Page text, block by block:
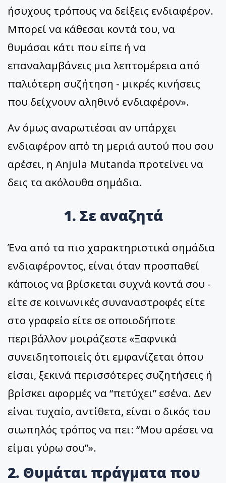
ήσυχους τρόπους να δείξεις ενδιαφέρον.
Μπορεί να κάθεσαι κοντά του, να
θυμάσαι κάτι που είπε ή να
επαναλαμβάνεις μια λεπτομέρεια από
παλιότερη συζήτηση - μικρές κινήσεις
που δείχνουν αληθινό ενδιαφέρον».
Αν όμως αναρωτιέσαι αν υπάρχει
ενδιαφέρον από τη μεριά αυτού που σου
αρέσει, η Anjula Mutanda προτείνει να
δεις τα ακόλουθα σημάδια.
1. Σε αναζητά
Ένα από τα πιο χαρακτηριστικά σημάδια
ενδιαφέροντος, είναι όταν προσπαθεί
κάποιος να βρίσκεται συχνά κοντά σου -
είτε σε κοινωνικές συναναστροφές είτε
στο γραφείο είτε σε οποιοδήποτε
περιβάλλον μοιράζεστε «Ξαφνικά
συνειδητοποιείς ότι εμφανίζεται όπου
είσαι, ξεκινά περισσότερες συζητήσεις ή
βρίσκει αφορμές να “πετύχει” εσένα. Δεν
είναι τυχαίο, αντίθετα, είναι ο δικός του
σιωπηλός τρόπος να πει: “Μου αρέσει να
είμαι γύρω σου”».
2. Θυμάται πράγματα που